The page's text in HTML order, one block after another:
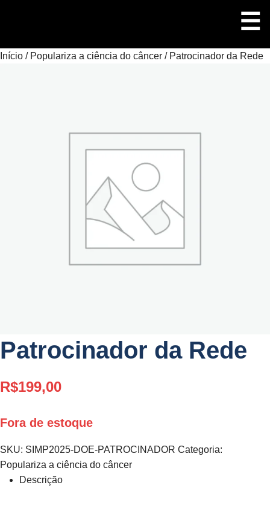
conteúdo
☰
Início / Populariza a ciência do câncer / Patrocinador da Rede
Patrocinador da Rede
R$199,00
Fora de estoque
SKU: SIMP2025-DOE-PATROCINADOR Categoria:
Populariza a ciência do câncer
Descrição